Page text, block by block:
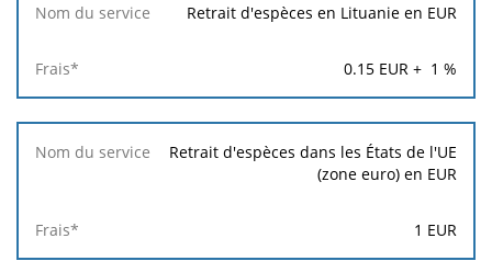
Nom
Retrait d'espèces en Lituanie en EUR
0.15 EUR + 1 %
Retrait d'espèces dans les États de l'UE
(zone euro) en EUR
1 EUR